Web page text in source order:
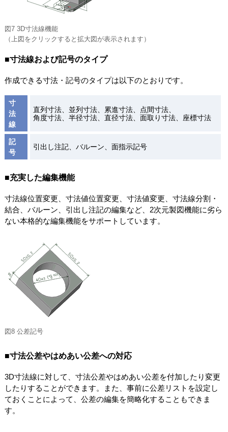
図7 3D寸法線機能
（上図をクリックすると拡大図が表示されます）
■寸法線および記号のタイプ
作成できる寸法・記号のタイプは以下のとおりです。
寸
法
線
直列寸法、並列寸法、累進寸法、点間寸法、
角度寸法、半径寸法、直径寸法、面取り寸法、座標寸法
記
号
引出し注記、バルーン、面指示記号
■充実した編集機能
寸法線位置変更、寸法値位置変更、寸法値変更、寸法線分割・
結合、バルーン、引出し注記の編集など、2次元製図機能に劣ら
ない本格的な編集機能をサポートしています。
図8 公差記号
■寸法公差やはめあい公差への対応
3D寸法線に対して、寸法公差やはめあい公差を付加したり変更
したりすることができます。また、事前に公差リストを設定し
ておくことによって、公差の編集を簡略化することもできま
す。